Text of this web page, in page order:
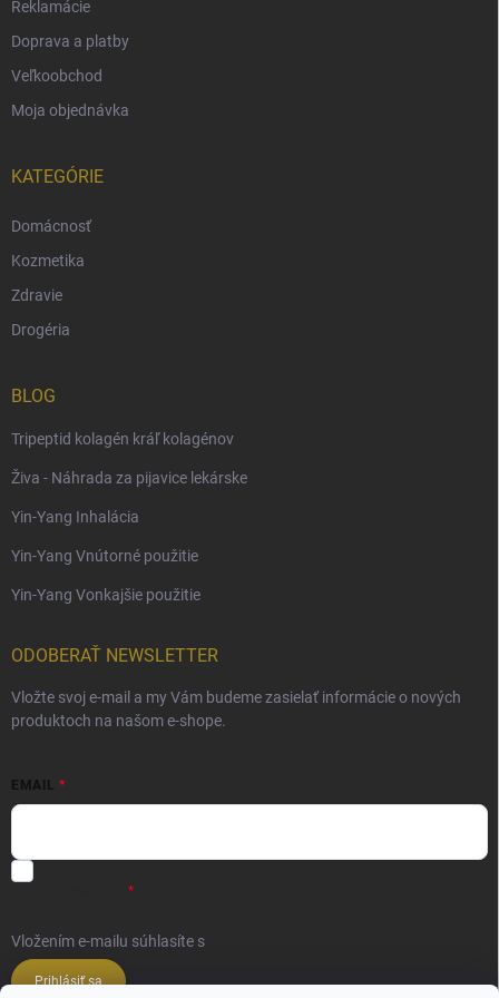
Reklamácie
Doprava a platby
Veľkoobchod
Moja objednávka
KATEGÓRIE
Domácnosť
Kozmetika
Zdravie
Drogéria
BLOG
Tripeptid kolagén kráľ kolagénov
Živa - Náhrada za pijavice lekárske
Yin-Yang Inhalácia
Yin-Yang Vnútorné použitie
Yin-Yang Vonkajšie použitie
ODOBERAŤ NEWSLETTER
Vložte svoj e-mail a my Vám budeme zasielať informácie o nových
produktoch na našom e-shope.
EMAIL
Vložením e-mailu súhlasíte s
Prihlásiť sa